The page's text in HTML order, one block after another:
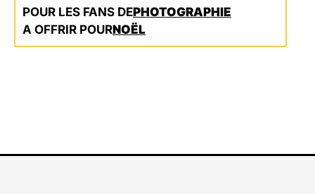
POUR LES FANS DEPHOTOGRAPHIE
A OFFRIR POURNOËL